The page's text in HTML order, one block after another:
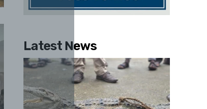
Latest News